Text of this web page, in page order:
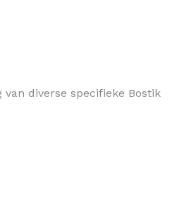
van diverse specifieke Bostik